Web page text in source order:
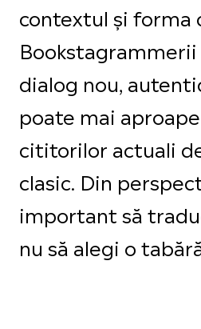
contextul și forma
Bookstagrammerii
dialog nou,
poate mai
cititorilor actuali
clasic. Din
important să
nu să alegi o